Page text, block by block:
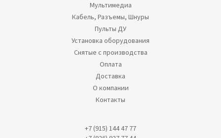
Мультимедиа
Кабель, Разъемы, Шнуры
Пульты ДУ
Установка оборудования
Снятые с производства
Оплата
Доставка
О компании
Контакты
+7 (915) 144 47 77